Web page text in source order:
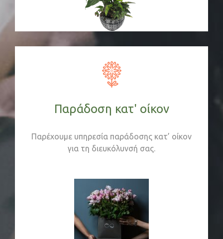
Παράδοση κατ' οίκον
Παρέχουμε υπηρεσία παράδοσης κατ’ οίκον
για τη διευκόλυνσή σας.